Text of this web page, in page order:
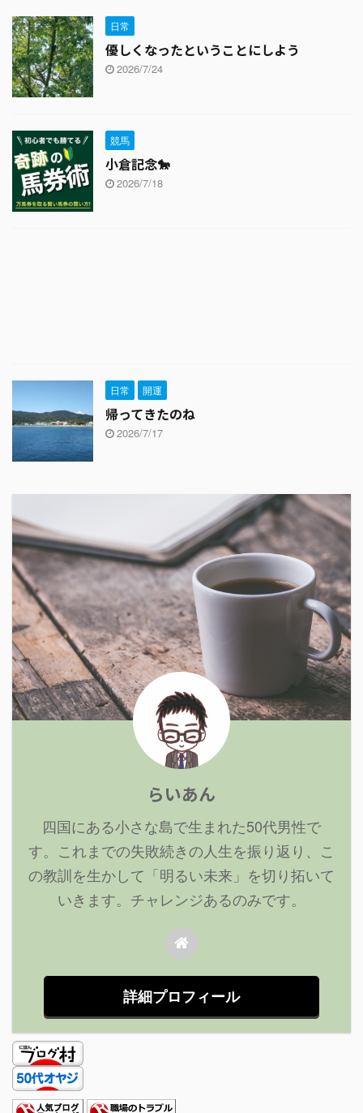
日常
優しくなったということにしよう
2026/7/24
競馬
小倉記念🐎
2026/7/18
日常 開運
帰ってきたのね
2026/7/17
らいあん
四国にある小さな島で生まれた50代男性で
す。これまでの失敗続きの人生を振り返り、こ
の教訓を生かして「明るい未来」を切り拓いて
いきます。チャレンジあるのみです。
詳細プロフィール